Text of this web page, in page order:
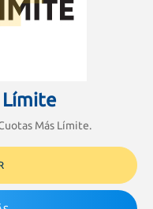
Límite
Más Límite.